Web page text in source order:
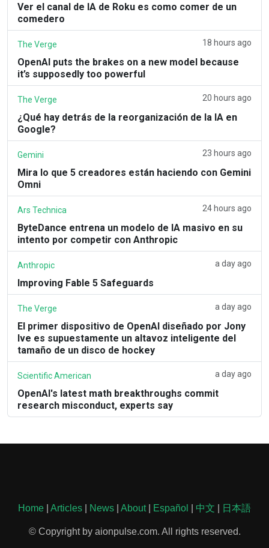
Ver el canal de IA de Roku es como comer de un
comedero
The Verge 18 hours ago
OpenAI puts the brakes on a new model because
it’s supposedly too powerful
The Verge 20 hours ago
¿Qué hay detrás de la reorganización de la IA en
Google?
Gemini 23 hours ago
Mira lo que 5 creadores están haciendo con Gemini
Omni
Ars Technica 24 hours ago
ByteDance entrena un modelo de IA masivo en su
intento por competir con Anthropic
Anthropic a day ago
Improving Fable 5 Safeguards
The Verge a day ago
El primer dispositivo de OpenAI diseñado por Jony
Ive es supuestamente un altavoz inteligente del
tamaño de un disco de hockey
Scientific American a day ago
OpenAI's latest math breakthroughs commit
research misconduct, experts say
Home Articles News About| Español 中文 日本語
© Copyright by aionpulse.com. All rights reserved.